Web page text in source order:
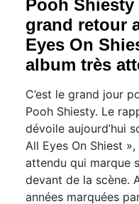
Pooh
grand retour
Eyes On
album très
C’est le grand jour
Pooh Shiesty. Le
dévoile aujourd’hui
All Eyes On Shiest
attendu qui marque
devant de la scène.
années marquées